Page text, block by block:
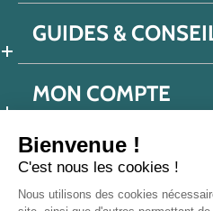
Bienvenue !
C'est nous les cookies !
Nous utilisons des cookies
GUIDES &
MON COMPTE